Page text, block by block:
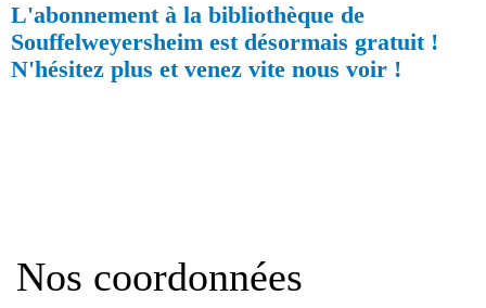
L'abonnement à la bibliothèque de
Souffelweyersheim est désormais gratuit !
N'hésitez plus et venez vite nous voir !
Nos coordonnées